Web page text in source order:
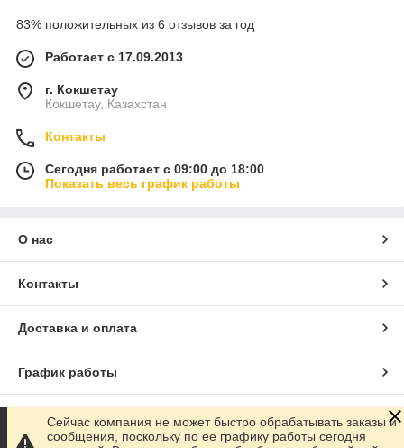
83% положительных из 6 отзывов за год
Работает с 17.09.2013
г. Кокшетау
Кокшетау, Казахстан
Контакты
Сегодня работает с 09:00 до 18:00
Показать весь график работы
О нас
Контакты
Доставка и оплата
График работы
Полная версия сайта
Сейчас компания не может быстро обрабатывать заказы и
сообщения, поскольку по ее графику работы сегодня